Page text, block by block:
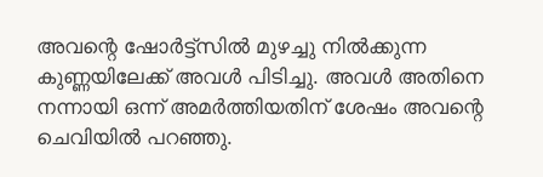
അവന്റെ ഷോർട്ട്സിൽ മുഴച്ചു നിൽക്കുന്ന
കുണ്ണയിലേക്ക് അവൾ പിടിച്ചു. അവൾ അതിനെ
നന്നായി ഒന്ന് അമർത്തിയതിന് ശേഷം അവന്റെ
ചെവിയിൽ പറഞ്ഞു.